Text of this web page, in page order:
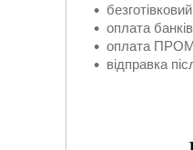
оплата
оплата
відправка